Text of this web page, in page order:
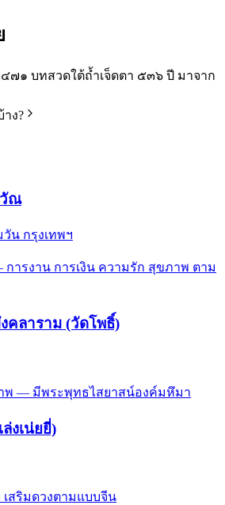
๗๑ บทสวดใต้ถ้ำเจ็ดตา ๕๓๖ ปี มาจาก
าง?
วัณ
น กรุงเทพฯ
ารงาน การเงิน ความรัก สุขภาพ ตาม
คลาราม (วัดโพธิ์)
พ — มีพระพุทธไสยาสน์องค์มหึมา
งเน่ยยี่)
สริมดวงตามแบบจีน